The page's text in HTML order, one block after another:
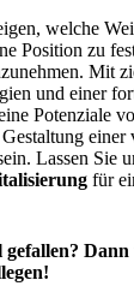
welche
Position zu
Mit
und einer
Potenziale
einer
Lassen Sie
für
Dann